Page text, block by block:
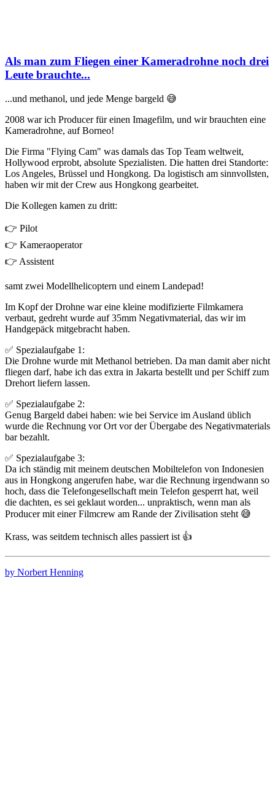
Als man zum Fliegen einer Kameradrohne noch drei
Leute brauchte...
...und methanol, und jede Menge bargeld 😅
2008 war ich Producer für einen Imagefilm, und wir brauchten eine
Kameradrohne, auf Borneo!
Die Firma "Flying Cam" was damals das Top Team weltweit,
Hollywood erprobt, absolute Spezialisten. Die hatten drei Standorte:
Los Angeles, Brüssel und Hongkong. Da logistisch am sinnvollsten,
haben wir mit der Crew aus Hongkong gearbeitet.
Die Kollegen kamen zu dritt:
👉 Pilot
👉 Kameraoperator
👉 Assistent
samt zwei Modellhelicoptern und einem Landepad!
Im Kopf der Drohne war eine kleine modifizierte Filmkamera
verbaut, gedreht wurde auf 35mm Negativmaterial, das wir im
Handgepäck mitgebracht haben.
✅ Spezialaufgabe 1:
Die Drohne wurde mit Methanol betrieben. Da man damit aber nicht
fliegen darf, habe ich das extra in Jakarta bestellt und per Schiff zum
Drehort liefern lassen.
✅ Spezialaufgabe 2:
Genug Bargeld dabei haben: wie bei Service im Ausland üblich
wurde die Rechnung vor Ort vor der Übergabe des Negativmaterials
bar bezahlt.
✅ Spezialaufgabe 3:
Da ich ständig mit meinem deutschen Mobiltelefon von Indonesien
aus in Hongkong angerufen habe, war die Rechnung irgendwann so
hoch, dass die Telefongesellschaft mein Telefon gesperrt hat, weil
die dachten, es sei geklaut worden... unpraktisch, wenn man als
Producer mit einer Filmcrew am Rande der Zivilisation steht 😅
Krass, was seitdem technisch alles passiert ist 👍
by Norbert Henning